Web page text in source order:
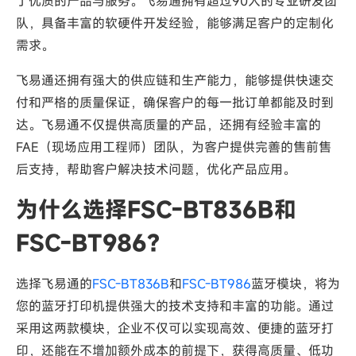
队，具备丰富的软硬件开发经验，能够满足客户的定制化
需求。
飞易通还拥有强大的供应链和生产能力，能够提供快速交
付和严格的质量保证，确保客户的每一批订单都能及时到
达。飞易通不仅提供高质量的产品，还拥有经验丰富的
FAE（现场应用工程师）团队，为客户提供完善的售前售
后支持，帮助客户解决技术问题，优化产品应用。
为什么选择FSC-BT836B和
FSC-BT986？
选择飞易通的FSC-BT836B和FSC-BT986蓝牙模块，将为
您的蓝牙打印机提供强大的技术支持和丰富的功能。通过
采用这两款模块，企业不仅可以实现高效、便捷的蓝牙打
印，还能在不增加额外成本的前提下，获得高质量、低功